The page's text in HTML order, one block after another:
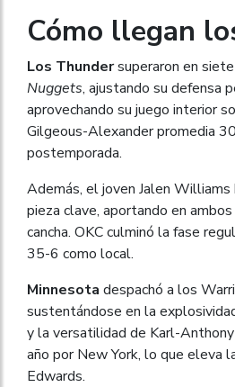
Cómo llegan
Los Thundersuperaron en
Nuggets, ajustando su defensa
aprovechando su juego interior
Gilgeous-Alexander promedia
postemporada.
Además, el joven Jalen Williams
pieza clave, aportando en
cancha. OKC culminó la fase
35-6 como local.
Minnesota despachó a los
sustentándose en la
y la versatilidad de Karl-
año por New York, lo que eleva
Edwards.